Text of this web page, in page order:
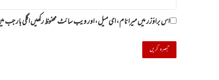
اس براؤزر میں میرا نام، ای میل، اور ویب سائٹ محفوظ رکھیں اگلی بار